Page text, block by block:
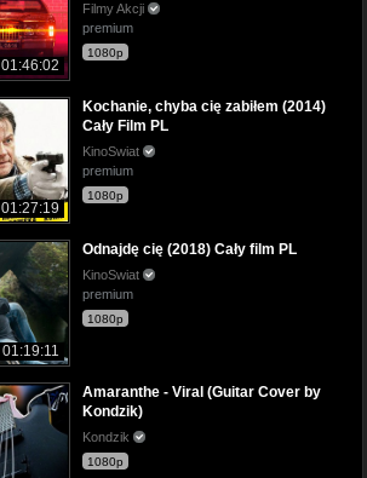
01:46:02
Filmy Akcji
premium
1080p
01:27:19
Kochanie, chyba cię zabiłem (2014)
Cały Film PL
KinoSwiat
premium
1080p
01:19:11
Odnajdę cię (2018) Cały film PL
KinoSwiat
premium
1080p
Amaranthe - Viral (Guitar Cover by
Kondzik)
Kondzik
1080p